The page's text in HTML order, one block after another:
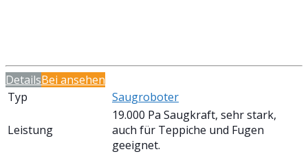
DetailsBei ansehen
Typ
Saugroboter
Leistung
19.000 Pa Saugkraft, sehr stark,
auch für Teppiche und Fugen
geeignet.